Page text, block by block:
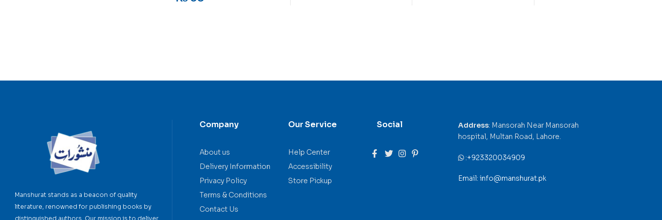
Manshurat stands as a beacon of quality
literature, renowned for publishing books by
distinguished authors. Our mission is to deliver
Company
About us
Delivery Information
Privacy Policy
Terms & Conditions
Contact Us
Our Service
Help Center
Accessibility
Store Pickup
Social Address: Mansorah Near Mansorah
hospital, Multan Road, Lahore.
:+923320034909
Email: info@manshurat.pk